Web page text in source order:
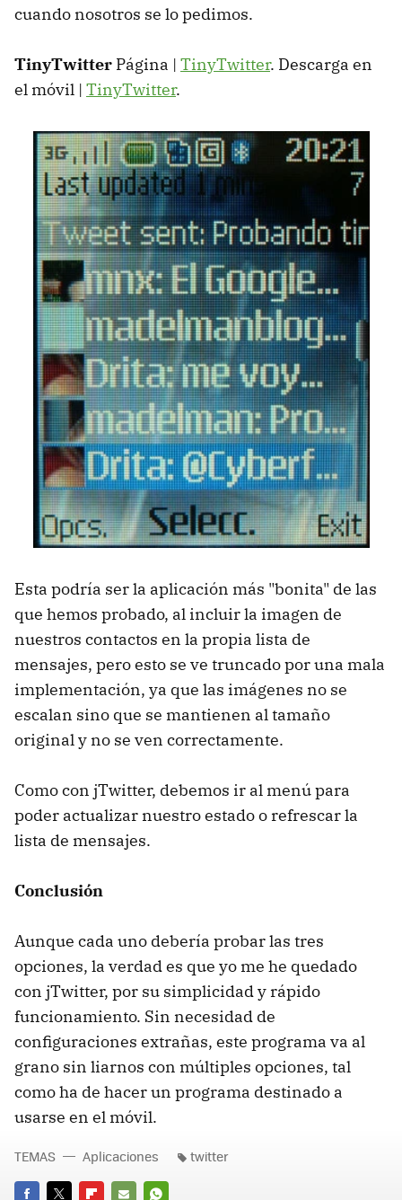
cuando nosotros se lo pedimos.
TinyTwitter Página | TinyTwitter. Descarga en
el móvil | TinyTwitter.
Esta podría ser la aplicación más "bonita" de las
que hemos probado, al incluir la imagen de
nuestros contactos en la propia lista de
mensajes, pero esto se ve truncado por una mala
implementación, ya que las imágenes no se
escalan sino que se mantienen al tamaño
original y no se ven correctamente.
Como con jTwitter, debemos ir al menú para
poder actualizar nuestro estado o refrescar la
lista de mensajes.
Conclusión
Aunque cada uno debería probar las tres
opciones, la verdad es que yo me he quedado
con jTwitter, por su simplicidad y rápido
funcionamiento. Sin necesidad de
configuraciones extrañas, este programa va al
grano sin liarnos con múltiples opciones, tal
como ha de hacer un programa destinado a
usarse en el móvil.
TEMAS Aplicaciones twitter